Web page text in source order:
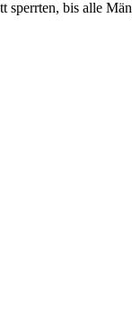
bis alle